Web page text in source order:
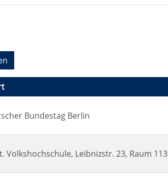
Bundestag Berlin
Volkshochschule, Leibnizstr. 23, Raum 113